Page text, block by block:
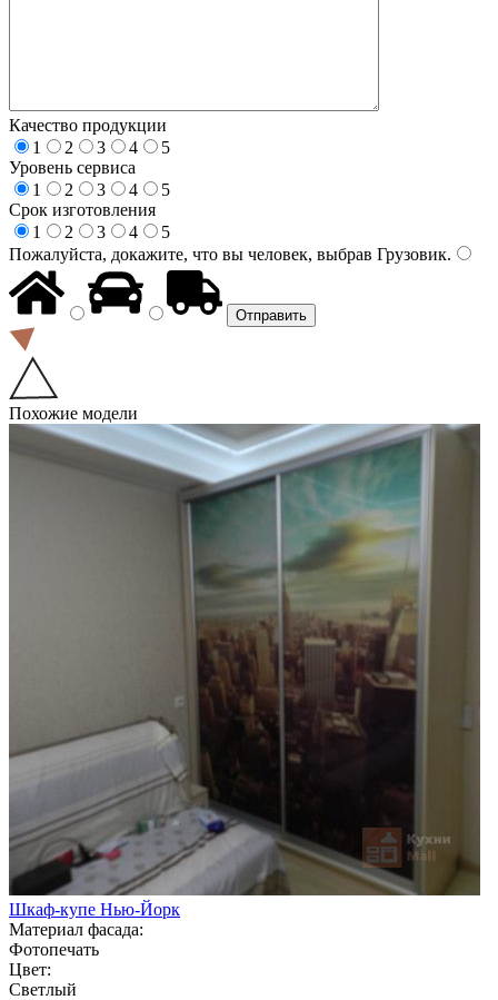
Качество продукции
1
2 3 4
5
Уровень сервиса
1
2 3 4
5
Срок изготовления
1
2 3 4
5
Пожалуйста, докажите, что вы человек, выбрав Грузовик.
Похожие модели
Шкаф-купе Нью-Йорк
Материал фасада:
Фотопечать
Цвет:
Светлый